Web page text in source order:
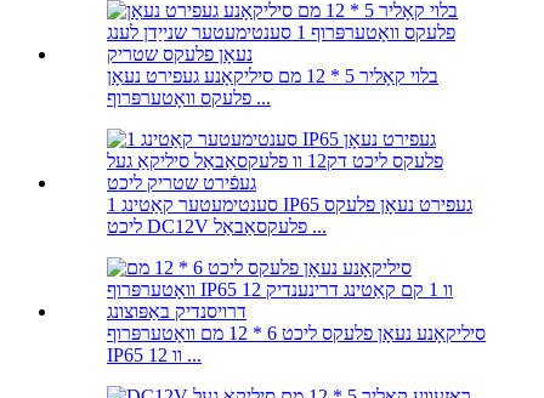
בלוי קאָליר 5 * 12 מם סיליקאָנע געפירט נעאָן
פלעקס וואָטערפּרוף ...
1 סענטימעטער קאַטינג IP65 געפירט נעאָן פלעקס
ליכט DC12V פלעקסאַבאַל ...
סיליקאָנע נעאָן פלעקס ליכט 6 * 12 מם וואָטערפּרוף
IP65 12 וו ...